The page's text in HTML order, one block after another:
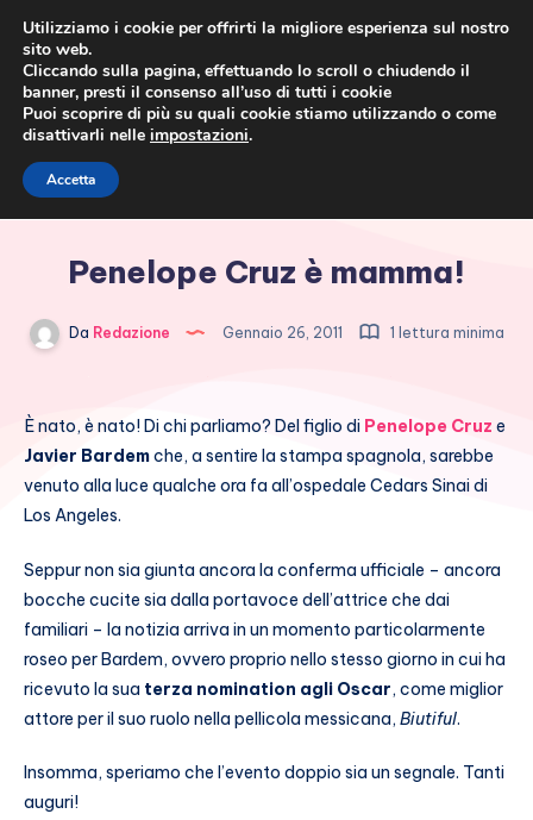
Penelope Cruz è mamma!
Da Redazione Gennaio 26, 2011 1 lettura minima
È nato, è nato! Di chi parliamo? Del figlio di Penelope Cruz e
Javier Bardemche, a sentire la stampa spagnola, sarebbe
venuto alla luce qualche ora fa all’ospedale Cedars Sinai di
Los Angeles.
Seppur non sia giunta ancora la conferma ufficiale – ancora
bocche cucite sia dalla portavoce dell’attrice che dai
familiari – la notizia arriva in un momento particolarmente
roseo per Bardem, ovvero proprio nello stesso giorno in cui ha
ricevuto la sua terza nomination agli Oscar, come miglior
attore per il suo ruolo nella pellicola messicana, Biutiful.
Insomma, speriamo che l’evento doppio sia un segnale. Tanti
auguri!
Utilizziamo i cookie per offrirti la migliore esperienza sul nostro
sito web.
Cliccando sulla pagina, effettuando lo scroll o chiudendo il
banner, presti il consenso all’uso di tutti i cookie
Puoi scoprire di più su quali cookie stiamo utilizzando o come
disattivarli nelle impostazioni.
Accetta